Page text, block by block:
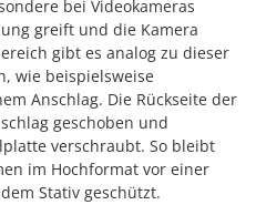
bei Videokameras
greift und die Kamera
gibt es analog zu dieser
wie beispielsweise
Anschlag. Die Rückseite der
geschoben und
verschraubt. So bleibt
im Hochformat vor einer
Stativ geschützt.